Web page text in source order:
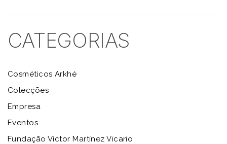
CATEGORIAS
Cosméticos Arkhé
Colecções
Empresa
Eventos
Fundação Víctor Martínez Vicario